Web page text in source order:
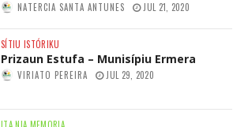
NATERCIA SANTA ANTUNES JUL 21, 2020
SÍTIU ISTÓRIKU
Prizaun Estufa – Munisípiu Ermera
VIRIATO PEREIRA JUL 29, 2020